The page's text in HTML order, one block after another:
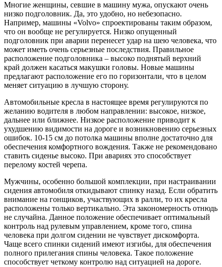
Многие женщины, севшие в машину мужа, опускают очень
низко подголовник. Да, это удобно, но небезопасно.
Например, машины «Volvo» спроектированы таким образом,
что он вообще не регулируется. Низко опущенный
подголовник при аварии перенесет удар на шею человека, что
может иметь очень серьезные последствия. Правильное
расположение подголовника – высоко поднятый верхний
край должен касаться макушки головы. Новые машины
предлагают расположение его по горизонтали, что в целом
меняет ситуацию в лучшую сторону.
Автомобильные кресла в настоящее время регулируются по
желанию водителя в любом направлении: высокое, низкое,
дальнее или ближнее. Низкое расположение приводит к
ухудшению видимости на дороге и возникновению серьезных
ошибок. 10-15 см до потолка машины вполне достаточно для
обеспечения комфортного вождения. Также не рекомендовано
ставить сиденье высоко. При авариях это способствует
перелому костей черепа.
Мужчины, особенно большой комплекции, при настраивании
сидения автомобиля откидывают спинку назад. Если обратить
внимание на гонщиков, участвующих в ралли, то их кресла
расположены только вертикально. Эта закономерность отнюдь
не случайна. Данное положение обеспечивает оптимальный
контроль над рулевым управлением, кроме того, спина
человека при долгом сидении не чувствует дискомфорта.
Чаще всего спинки сидений имеют изгибы, для обеспечения
полного прилегания спины человека. Такое положение
способствует четкому контролю над ситуацией на дороге.